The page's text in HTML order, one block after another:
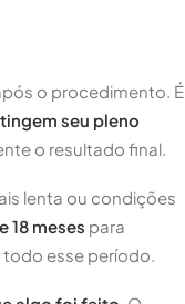
o procedimento. É
seu pleno
o resultado final.
lenta ou condições
18 meses para
esse período.